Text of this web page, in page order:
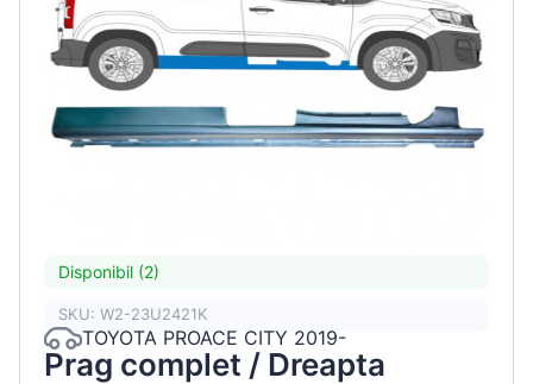
Disponibil (2)
SKU: W2-23U2421K
TOYOTA PROACE CITY 2019-
Prag complet / Dreapta